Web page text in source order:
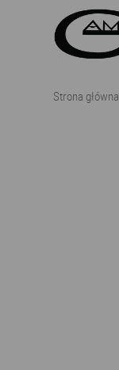
Strona główna